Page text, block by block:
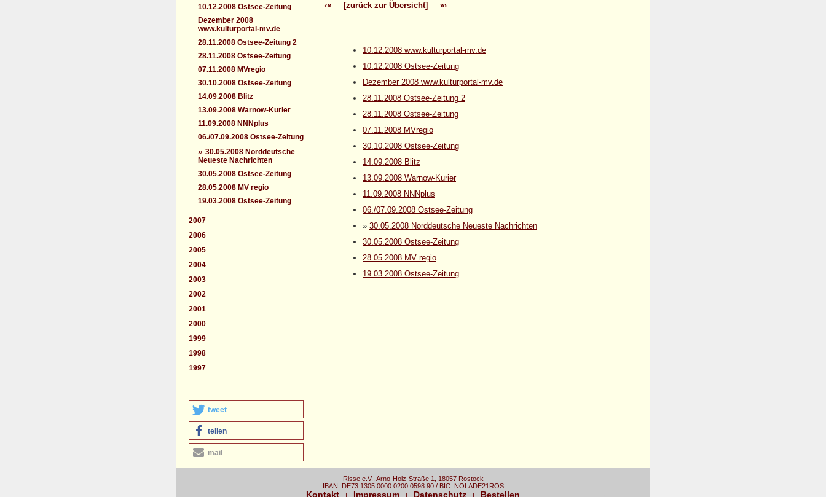
10.12.2008 Ostsee-Zeitung
Dezember 2008
www.kulturportal-mv.de
28.11.2008 Ostsee-Zeitung 2
28.11.2008 Ostsee-Zeitung
07.11.2008 MVregio
30.10.2008 Ostsee-Zeitung
14.09.2008 Blitz
13.09.2008 Warnow-Kurier
11.09.2008 NNNplus
06./07.09.2008 Ostsee-Zeitung
» 30.05.2008 Norddeutsche
Neueste Nachrichten
30.05.2008 Ostsee-Zeitung
28.05.2008 MV regio
19.03.2008 Ostsee-Zeitung
2007
2006
2005
2004
2003
2002
2001
2000
1999
1998
1997
tweet
teilen
mail
‹« [zurück zur Übersicht] »›
10.12.2008 www.kulturportal-mv.de
10.12.2008 Ostsee-Zeitung
Dezember 2008 www.kulturportal-mv.de
28.11.2008 Ostsee-Zeitung 2
28.11.2008 Ostsee-Zeitung
07.11.2008 MVregio
30.10.2008 Ostsee-Zeitung
14.09.2008 Blitz
13.09.2008 Warnow-Kurier
11.09.2008 NNNplus
06./07.09.2008 Ostsee-Zeitung
» 30.05.2008 Norddeutsche Neueste Nachrichten
30.05.2008 Ostsee-Zeitung
28.05.2008 MV regio
19.03.2008 Ostsee-Zeitung
Risse e.V., Arno-Holz-Straße 1, 18057 Rostock
IBAN: DE73 1305 0000 0200 0598 90 / BIC: NOLADE21ROS
Kontakt | Impressum | Datenschutz | Bestellen